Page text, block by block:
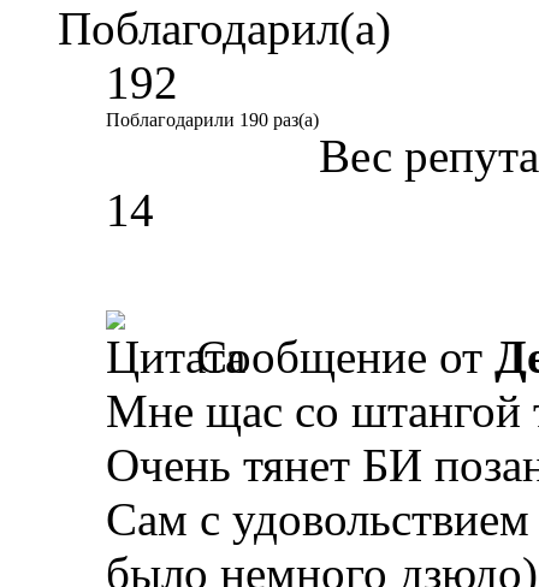
Поблагодарил(а)
192
Поблагодарили 190 раз(а)
Вес
14
Сообщение от
Мне щас со штангой
Очень тянет БИ
Сам с
было немного